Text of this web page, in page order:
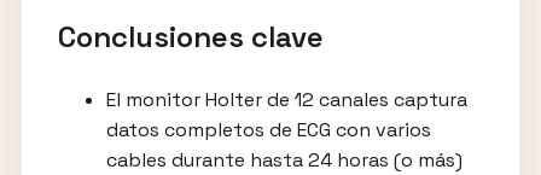
Conclusiones clave
El monitor Holter de 12 canales captura
datos completos de ECG con varios
cables durante hasta 24 horas (o más)